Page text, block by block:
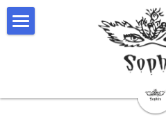
商品
部落格
精選商品